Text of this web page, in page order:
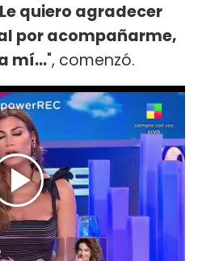
quiero agradecer
por acompañarme,
mí...", comenzó.